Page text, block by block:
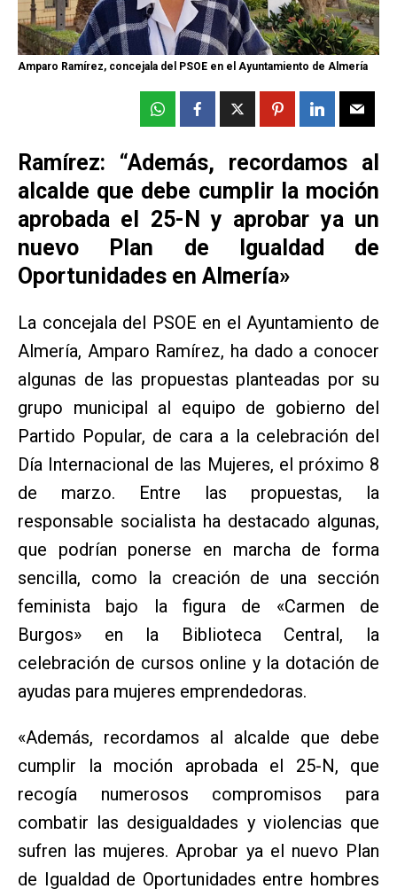
Amparo Ramírez, concejala del PSOE en el Ayuntamiento de Almería
Ramírez: “Además, recordamos al
alcalde que debe cumplir la moción
aprobada el 25-N y aprobar ya un
nuevo Plan de Igualdad de
Oportunidades en Almería»
La concejala del PSOE en el Ayuntamiento de
Almería, Amparo Ramírez, ha dado a conocer
algunas de las propuestas planteadas por su
grupo municipal al equipo de gobierno del
Partido Popular, de cara a la celebración del
Día Internacional de las Mujeres, el próximo 8
de marzo. Entre las propuestas, la
responsable socialista ha destacado algunas,
que podrían ponerse en marcha de forma
sencilla, como la creación de una sección
feminista bajo la figura de «Carmen de
Burgos» en la Biblioteca Central, la
celebración de cursos online y la dotación de
ayudas para mujeres emprendedoras.
«Además, recordamos al alcalde que debe
cumplir la moción aprobada el 25-N, que
recogía numerosos compromisos para
combatir las desigualdades y violencias que
sufren las mujeres. Aprobar ya el nuevo Plan
de Igualdad de Oportunidades entre hombres